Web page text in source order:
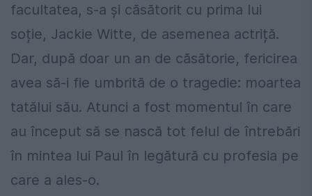
facultatea, s-a și căsătorit cu prima lui
soție, Jackie Witte, de asemenea actriță.
Dar, după doar un an de căsătorie, fericirea
avea să-i fie umbrită de o tragedie: moartea
tatălui său. Atunci a fost momentul în care
au început să se nască tot felul de întrebări
în mintea lui Paul în legătură cu profesia pe
care a ales-o.